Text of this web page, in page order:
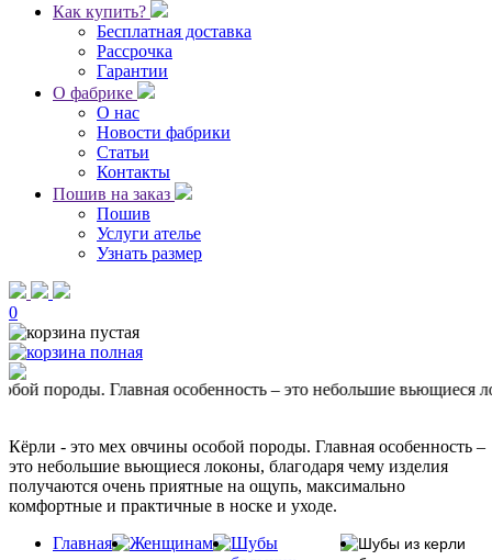
Как купить?
Бесплатная доставка
Рассрочка
Гарантии
О фабрике
О нас
Новости фабрики
Статьи
Контакты
Пошив на заказ
Пошив
Услуги ателье
Узнать размер
0
Главная особенность – это небольшие вьющиеся локоны,
Кёрли - это мех овчины особой породы. Главная особенность –
это небольшие вьющиеся локоны, благодаря чему изделия
получаются очень приятные на ощупь, максимально
комфортные и практичные в носке и уходе.
Главная
Женщинам
Шубы
Шубы из керли